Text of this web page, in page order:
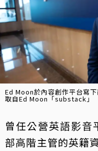
Ed Moon於內容創作平台寫
取自Ed Moon「substack」
曾任公營英語影
部高階主管的英籍